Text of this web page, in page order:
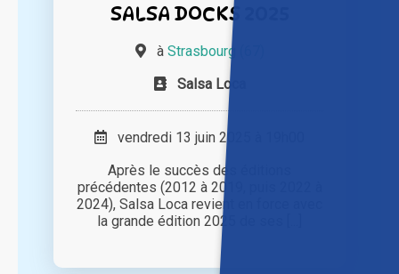
SALSA DOCKS 2025
à Strasbourg (67)
Salsa Loca
vendredi 13 juin 2025 à 19h00
Après le succès des éditions
précédentes (2012 à 2019, puis 2022 à
2024), Salsa Loca revient en force avec
la grande édition 2025 de ses [...]